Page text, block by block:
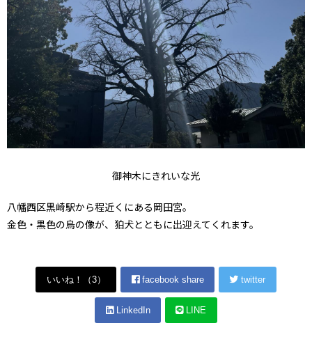
御神木にきれいな光
八幡西区黒崎駅から程近くにある岡田宮。
金色・黒色の烏の像が、狛犬とともに出迎えてくれます。
いいね！（3） facebook share twitter
LinkedIn LINE